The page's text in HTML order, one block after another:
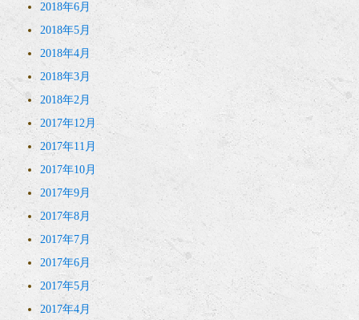
2018年6月
2018年5月
2018年4月
2018年3月
2018年2月
2017年12月
2017年11月
2017年10月
2017年9月
2017年8月
2017年7月
2017年6月
2017年5月
2017年4月